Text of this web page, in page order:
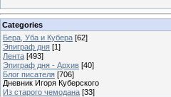
Categories
Бера, Уба и Кубера [62]
Эпиграф дня [1]
Лента [493]
Эпиграф дня - Архив [40]
Блог писателя [706]
Дневник Игоря Куберского
Из старого чемодана [33]